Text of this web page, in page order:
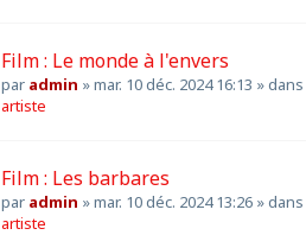
Film : Le monde à l'envers
par admin »mar. 10 déc. 2024 16:13 » dans
artiste
Film : Les barbares
par admin »mar. 10 déc. 2024 13:26 » dans
artiste